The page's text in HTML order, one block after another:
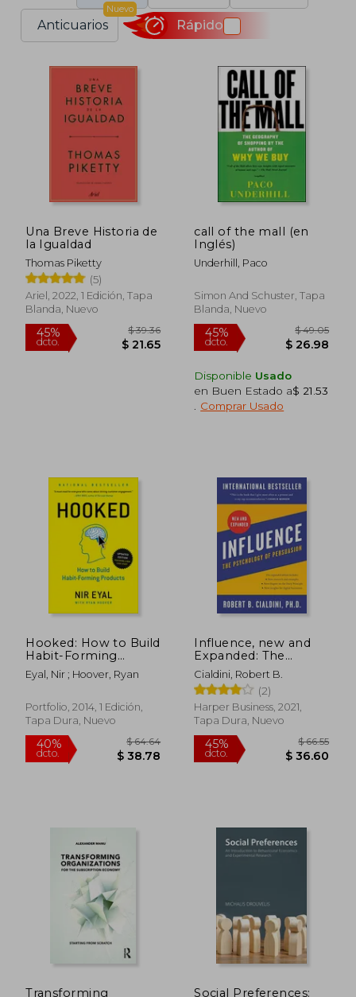
Anticuarios
Nuevo
Rápido
Una Breve Historia de
la Igualdad
Thomas Piketty
(5)
Ariel, 2022, 1 Edición, Tapa
Blanda, Nuevo
call of the mall (en
Inglés)
Underhill, Paco
Simon And Schuster, Tapa
Blanda, Nuevo
Disponible Usado
en Buen Estado a$ 21.53
Comprar Usado
Hooked: How to Build
Habit-Forming
Products (en Inglés)
Eyal, Nir ; Hoover, Ryan
Portfolio, 2014, 1 Edición,
Tapa Dura, Nuevo
Influence, new and
Expanded: The
Psychology of
Persuasion (en
Inglés)
Cialdini, Robert B.
(2)
Harper Business, 2021,
Tapa Dura, Nuevo
dcto.
Transforming
Social Preferences: